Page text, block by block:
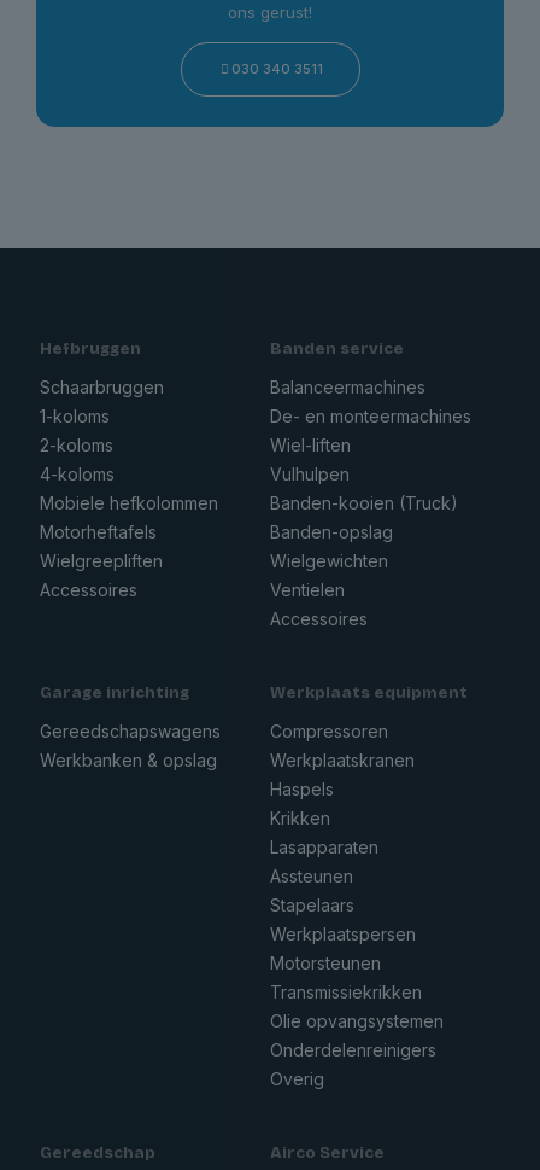
ons gerust!
030 340 3511
Hefbruggen
Schaarbruggen
1-koloms
2-koloms
4-koloms
Mobiele hefkolommen
Motorheftafels
Wielgreepliften
Accessoires
Banden service
Balanceermachines
De- en monteermachines
Wiel-liften
Vulhulpen
Banden-kooien (Truck)
Banden-opslag
Wielgewichten
Ventielen
Accessoires
Garage inrichting
Gereedschapswagens
Werkbanken & opslag
Werkplaats equipment
Compressoren
Werkplaatskranen
Haspels
Krikken
Lasapparaten
Assteunen
Stapelaars
Werkplaatspersen
Motorsteunen
Transmissiekrikken
Olie opvangsystemen
Onderdelenreinigers
Overig
Gereedschap Airco Service